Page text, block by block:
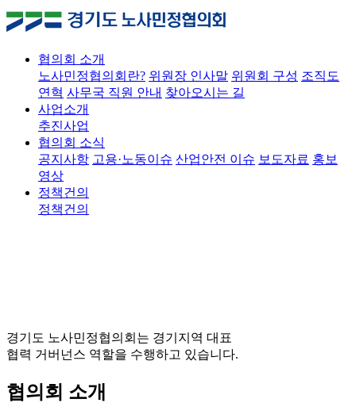
협의회 소개
노사민정협의회란? 위원장 인사말 위원회 구성 조직도
연혁 사무국 직원 안내 찾아오시는 길
사업소개
추진사업
협의회 소식
공지사항 고용·노동이슈 산업안전 이슈 보도자료 홍보
영상
정책건의
정책건의
경기도 노사민정협의회는 경기지역 대표
협력 거버넌스 역할을 수행하고 있습니다.
협의회 소개